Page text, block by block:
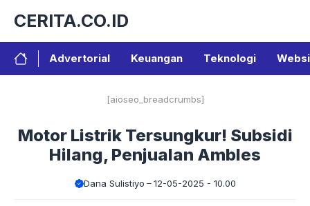
isi
CERITA.CO.ID
Advertorial Keuangan Teknologi
[aioseo_breadcrumbs]
Motor Listrik Tersungkur! Subsidi
Hilang, Penjualan Ambles
Dana Sulistiyo 12-05-2025 - 10.00